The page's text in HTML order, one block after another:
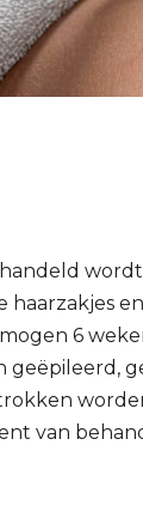
haarzakjes
6
geëpileerd,
van